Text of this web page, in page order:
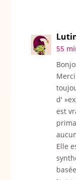
55
d'
est
Elle